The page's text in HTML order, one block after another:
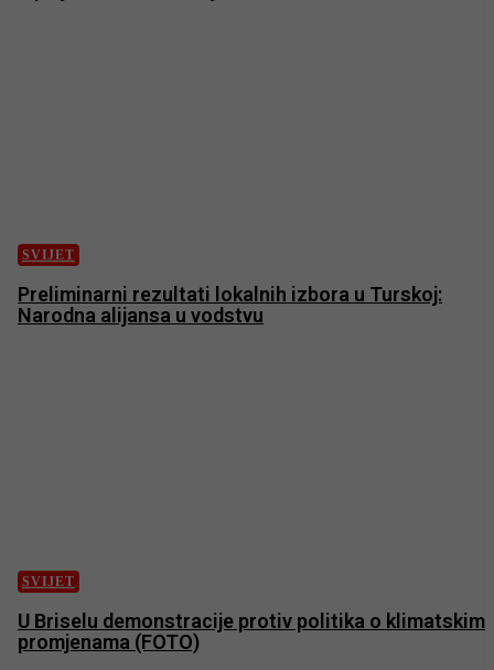
SVIJET
Preliminarni rezultati lokalnih izbora u Turskoj:
Narodna alijansa u vodstvu
SVIJET
U Briselu demonstracije protiv politika o klimatskim
promjenama (FOTO)